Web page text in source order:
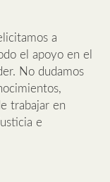
a
el apoyo en el
No dudamos
trabajar en
e